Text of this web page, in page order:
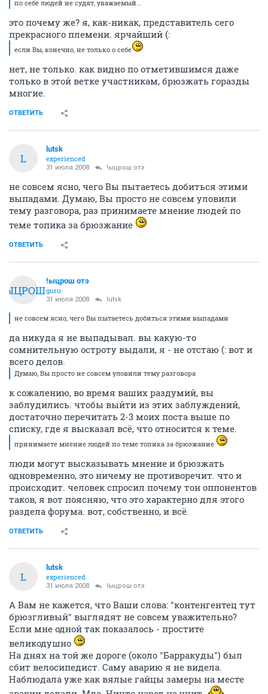
по себе людей не судят, уважаемый...
это почему же? я, как-никак, представитель сего
прекрасного племени. ярчайший (:
если Вы, конечно, не только о себе
нет, не только. как видно по отметившимся даже
только в этой ветке участникам, брюзжать горазды
многие.
ОТВЕТИТЬ
L
lutsk
experienced
31 июля 2008 !ыцрош отэ
не совсем ясно, чего Вы пытаетесь добиться этими
выпадами. Думаю, Вы просто не совсем уловили
тему разговора, раз принимаете мнение людей по
теме топика за брюзжание
ОТВЕТИТЬ
!ЫЦРОШ
!ыцрош отэ
guru
31 июля 2008 lutsk
не совсем ясно, чего Вы пытаетесь добиться этими выпадами
да никуда я не выпадывал. вы какую-то
сомнительную остроту выдали, я - не отстаю (: вот и
всего делов.
Думаю, Вы просто не совсем уловили тему разговора
к сожалению, во время ваших раздумий, вы
заблудились. чтобы выйти из этих заблуждений,
достаточно перечитать 2-3 моих поста выше по
списку, где я высказал всё, что относится к теме.
принимаете мнение людей по теме топика за брюзжание
люди могут высказывать мнение и брюзжать
одновременно, это ничему не противоречит. что и
происходит. человек спросил почему тон оппонентов
таков, я вот поясняю, что это характерно для этого
раздела форума. вот, собственно, и всё.
ОТВЕТИТЬ
L
lutsk
experienced
31 июля 2008 !ыцрош отэ
А Вам не кажется, что Ваши слова: "контенгентец тут
брюзгливый" выглядят не совсем уважительно?
Если мне одной так показалось - простите
великодушно
На днях на той же дороге (около "Барракуды") был
сбит велосипедист. Саму аварию я не видела.
Наблюдала уже как вялые гайцы замеры на месте